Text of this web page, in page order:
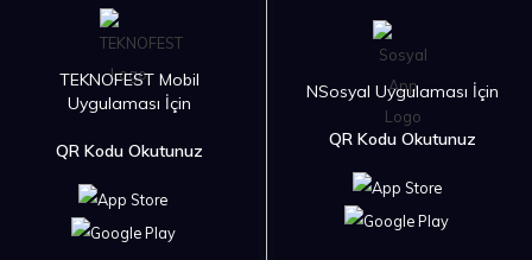
TEKNOFEST Mobil
Uygulaması İçin
QR Kodu Okutunuz
NSosyal Uygulaması İçin
QR Kodu Okutunuz